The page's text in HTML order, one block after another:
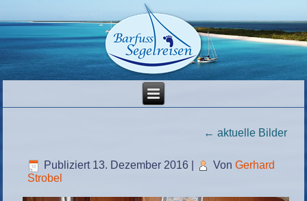
← aktuelle Bilder
Publiziert 13. Dezember 2016 Von Gerhard
Strobel